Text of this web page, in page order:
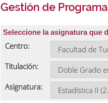
Gestión de
Seleccione la asignatura que
Centro:
Titulación:
Asignatura: